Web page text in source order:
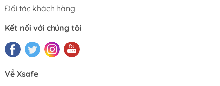
Đối tác khách hàng
Kết nối với chúng tôi
Về Xsafe